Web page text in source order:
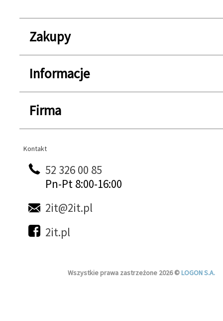
Zakupy
Informacje
Firma
Kontakt
Kontakt
52 326 00 85
Pn-Pt 8:00-16:00
2it@2it.pl
2it.pl
Wszystkie prawa zastrzeżone 2026 ©LOGON S.A.